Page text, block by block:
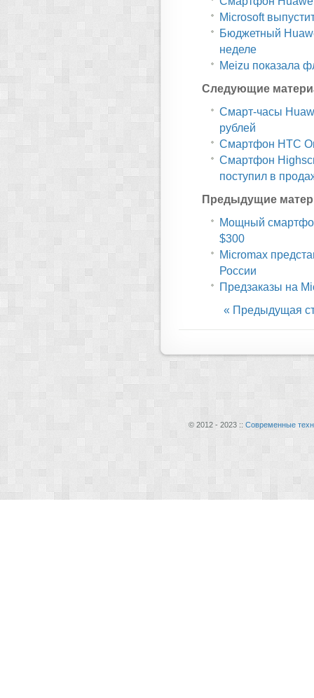
Microsoft
Бюджетный
неделе
Meizu показала
Следующие
Смарт-часы
рублей
Смартфон НТС
Смартфон
поступил в
Предыдущие
Мощный
$300
Micromax
России
Предзаказы на
« Предыдущая
© 2012 - 2023 :: Современные